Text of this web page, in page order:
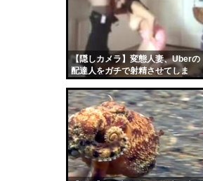
【隠しカメラ】変態人妻、Uberの
配達人をガチで射精させてしま